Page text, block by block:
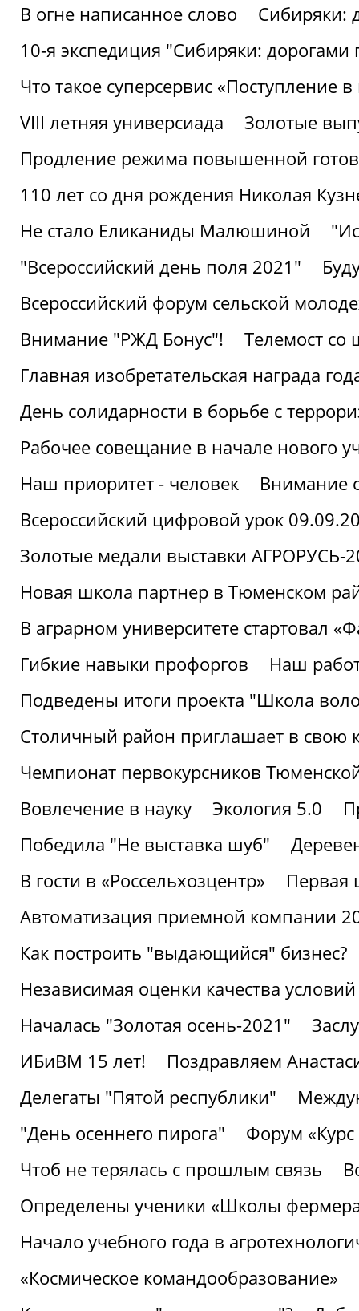
В огне написанное слово
Сибиряки:
10-я экспедиция "Сибиряки: дорогами
Что такое суперсервис «Поступление
VIII летняя универсиада
Золотые
Продление режима повышенной
110 лет со дня рождения Николая
Не стало Еликаниды Малюшиной
"Всероссийский день поля 2021"
Всероссийский форум сельской
Внимание "РЖД Бонус"!
Телемост
Главная изобретательская награда
День солидарности в борьбе с
Рабочее совещание в начале нового
Наш приоритет - человек
Внимание
Всероссийский цифровой урок
Золотые медали выставки АГРОРУСЬ-
Новая школа партнер в Тюменском
В аграрном университете стартовал
Гибкие навыки профоргов
Наш
Подведены итоги проекта "Школа
Столичный район приглашает в свою
Чемпионат первокурсников
Вовлечение в науку
Экология 5.0
Победила "Не выставка шуб"
В гости в «Россельхозцентр»
Первая
Автоматизация приемной компании
Как построить "выдающийся" бизнес?
Независимая оценки качества
Началась "Золотая осень-2021"
ИБиВМ 15 лет!
Поздравляем
Делегаты "Пятой республики"
"День осеннего пирога"
Форум «Курс
Чтоб не терялась с прошлым связь
Определены ученики «Школы
Начало учебного года в
«Космическое командообразование»